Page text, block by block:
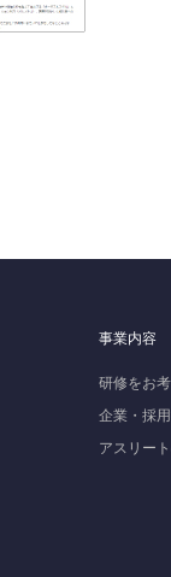
事業内容
研修をお
企業・採
アスリー